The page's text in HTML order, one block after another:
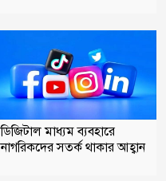
ডিজিটাল মাধ্যম ব্যবহারে
নাগরিকদের সতর্ক থাকার আহ্বান